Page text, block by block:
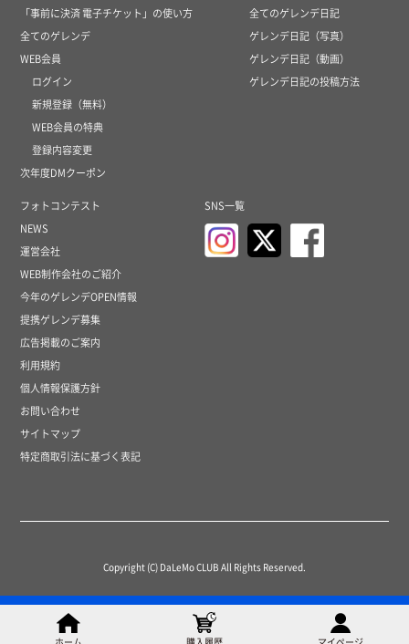
「事前に決済 電子チケット」の使い方
全てのゲレンデ
WEB会員
ログイン
新規登録（無料）
WEB会員の特典
登録内容変更
次年度DMクーポン
全てのゲレンデ日記
ゲレンデ日記（写真）
ゲレンデ日記（動画）
ゲレンデ日記の投稿方法
フォトコンテスト
NEWS
運営会社
WEB制作会社のご紹介
今年のゲレンデOPEN情報
提携ゲレンデ募集
広告掲載のご案内
利用規約
個人情報保護方針
お問い合わせ
サイトマップ
特定商取引法に基づく表記
SNS一覧
Copyright (C) DaLeMo CLUB All Rights Reserved.